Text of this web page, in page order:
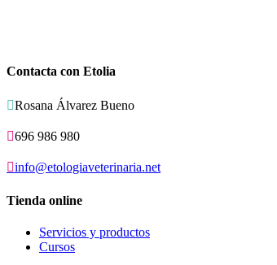
Contacta con Etolia
Rosana Álvarez Bueno
696 986 980
info@etologiaveterinaria.net
Tienda online
Servicios y productos
Cursos